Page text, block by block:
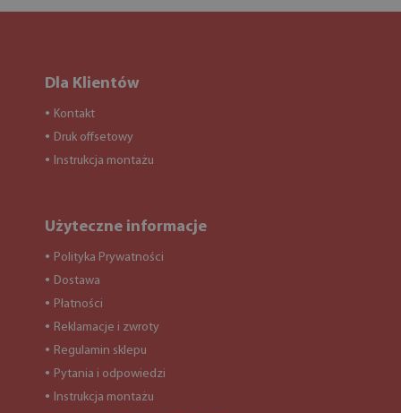
Dla Klientów
● Kontakt
● Druk offsetowy
● Instrukcja montażu
Użyteczne informacje
● Polityka Prywatności
● Dostawa
● Płatności
● Reklamacje i zwroty
● Regulamin sklepu
● Pytania i odpowiedzi
● Instrukcja montażu